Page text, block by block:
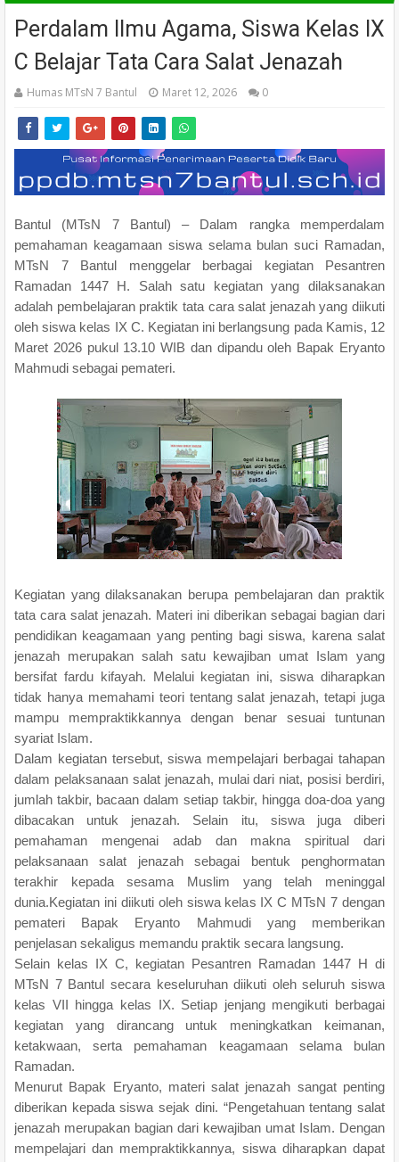
Perdalam Ilmu Agama, Siswa Kelas IX
C Belajar Tata Cara Salat Jenazah
Humas MTsN 7 Bantul Maret 12, 2026 0
Bantul (MTsN 7 Bantul) – Dalam rangka memperdalam
pemahaman keagamaan siswa selama bulan suci Ramadan,
MTsN 7 Bantul menggelar berbagai kegiatan Pesantren
Ramadan 1447 H. Salah satu kegiatan yang dilaksanakan
adalah pembelajaran praktik tata cara salat jenazah yang diikuti
oleh siswa kelas IX C. Kegiatan ini berlangsung pada Kamis, 12
Maret 2026 pukul 13.10 WIB dan dipandu oleh Bapak Eryanto
Mahmudi sebagai pemateri.
Kegiatan yang dilaksanakan berupa pembelajaran dan praktik
tata cara salat jenazah. Materi ini diberikan sebagai bagian dari
pendidikan keagamaan yang penting bagi siswa, karena salat
jenazah merupakan salah satu kewajiban umat Islam yang
bersifat fardu kifayah. Melalui kegiatan ini, siswa diharapkan
tidak hanya memahami teori tentang salat jenazah, tetapi juga
mampu mempraktikkannya dengan benar sesuai tuntunan
syariat Islam.
Dalam kegiatan tersebut, siswa mempelajari berbagai tahapan
dalam pelaksanaan salat jenazah, mulai dari niat, posisi berdiri,
jumlah takbir, bacaan dalam setiap takbir, hingga doa-doa yang
dibacakan untuk jenazah. Selain itu, siswa juga diberi
pemahaman mengenai adab dan makna spiritual dari
pelaksanaan salat jenazah sebagai bentuk penghormatan
terakhir kepada sesama Muslim yang telah meninggal
dunia.Kegiatan ini diikuti oleh siswa kelas IX C MTsN 7 dengan
pemateri Bapak Eryanto Mahmudi yang memberikan
penjelasan sekaligus memandu praktik secara langsung.
Selain kelas IX C, kegiatan Pesantren Ramadan 1447 H di
MTsN 7 Bantul secara keseluruhan diikuti oleh seluruh siswa
kelas VII hingga kelas IX. Setiap jenjang mengikuti berbagai
kegiatan yang dirancang untuk meningkatkan keimanan,
ketakwaan, serta pemahaman keagamaan selama bulan
Ramadan.
Menurut Bapak Eryanto, materi salat jenazah sangat penting
diberikan kepada siswa sejak dini. “Pengetahuan tentang salat
jenazah merupakan bagian dari kewajiban umat Islam. Dengan
mempelajari dan mempraktikkannya, siswa diharapkan dapat